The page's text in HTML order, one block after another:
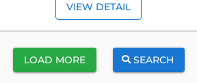
VIEW DETAIL
LOAD MORE SEARCH